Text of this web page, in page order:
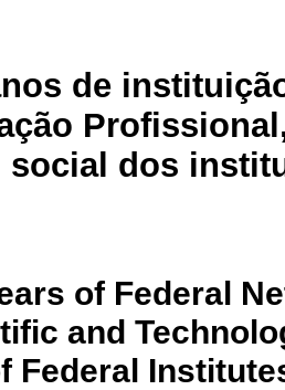
de
social dos
of Federal
and
Federal